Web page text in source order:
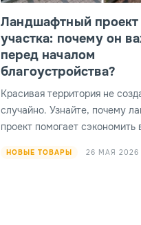
Ландшафтный проект
участка: почему он
перед началом
благоустройства?
Красивая территория не
случайно. Узнайте, почему
проект помогает сэкономить
НОВЫЕ ТОВАРЫ 26 МАЯ 2026